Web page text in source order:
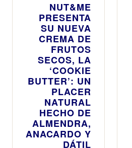
NUT&ME
PRESENTA
SU NUEVA
CREMA DE
FRUTOS
SECOS, LA
‘COOKIE
BUTTER’: UN
PLACER
NATURAL
HECHO DE
ALMENDRA,
ANACARDO Y
DÁTIL